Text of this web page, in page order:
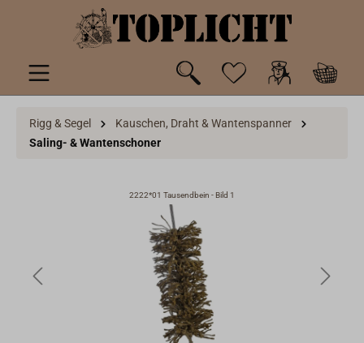
springen
Rigg & Segel
Kauschen, Draht & Wantenspanner
Saling- & Wantenschoner
2222*01 Tausendbein - Bild 1